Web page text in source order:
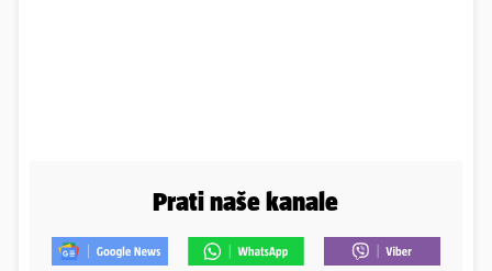
Prati naše kanale